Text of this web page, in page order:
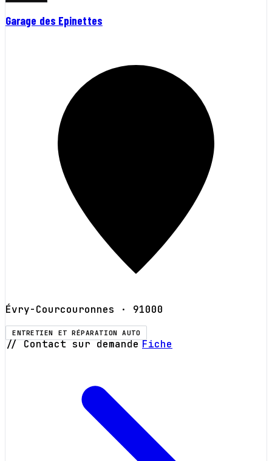
Garage des Epinettes
Évry-Courcouronnes · 91000
ENTRETIEN ET RÉPARATION AUTO
// Contact sur demande Fiche